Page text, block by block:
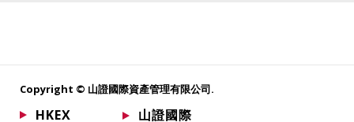
Copyright © 山證國際資產管理有限公司.
HKEX 山證國際